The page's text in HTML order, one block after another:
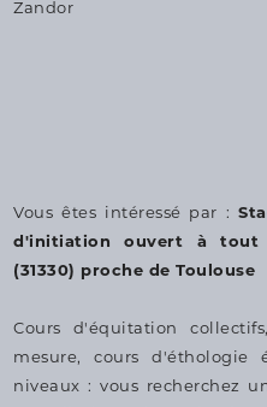
Zandor
Vous êtes intéressé par :
d'initiation ouvert à tout
(31330) proche de Toulouse
Cours d'équitation
mesure, cours
niveaux : vous recherchez